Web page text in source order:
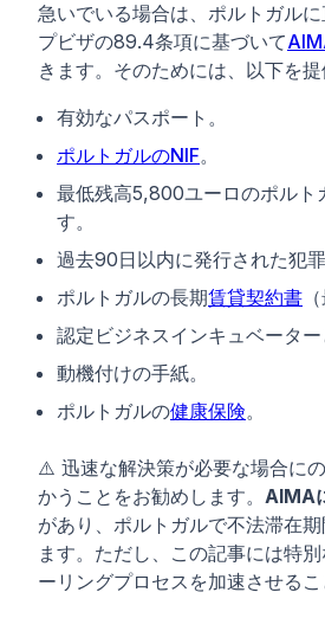
急いでいる場合は、ポルトガル
プビザの89.4条項に基づいて
きます。そのためには、以下を
有効なパスポート。
ポルトガルのNIF。
最低残高5,800ユーロのポルト
す。
過去90日以内に発行された犯罪
ポルトガルの長期賃貸契約書
認定ビジネスインキュベータ
動機付けの手紙。
ポルトガルの健康保険。
⚠️ 迅速な解決策が必要な場合に
かうことをお勧めします。 AIMA
があり、ポルトガルで不法滞在
ます。ただし、この記事には特
ーリングプロセスを加速させるこ